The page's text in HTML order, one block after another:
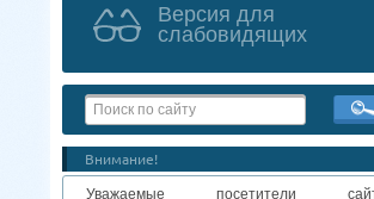
Версия для
слабовидящих
Внимание!
Уважаемые посетители